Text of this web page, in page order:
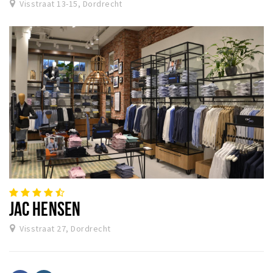
Visstraat 13-15, Dordrecht
JAC HENSEN
Visstraat 27, Dordrecht